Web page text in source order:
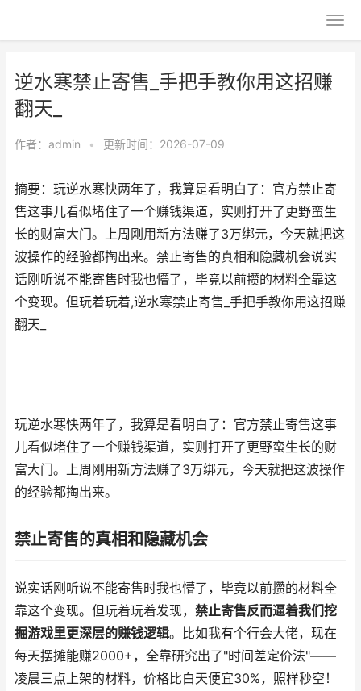
逆水寒禁止寄售_手把手教你用这招赚
翻天_
作者： admin • 更新时间：2026-07-09
摘要：玩逆水寒快两年了，我算是看明白了：官方禁止寄
售这事儿看似堵住了一个赚钱渠道，实则打开了更野蛮生
长的财富大门。上周刚用新方法赚了3万绑元，今天就把这
波操作的经验都掏出来。禁止寄售的真相和隐藏机会说实
话刚听说不能寄售时我也懵了，毕竟以前攒的材料全靠这
个变现。但玩着玩着,逆水寒禁止寄售_手把手教你用这招赚
翻天_
玩逆水寒快两年了，我算是看明白了：官方禁止寄售这事
儿看似堵住了一个赚钱渠道，实则打开了更野蛮生长的财
富大门。上周刚用新方法赚了3万绑元，今天就把这波操作
的经验都掏出来。
禁止寄售的真相和隐藏机会
说实话刚听说不能寄售时我也懵了，毕竟以前攒的材料全
靠这个变现。但玩着玩着发现， 禁止寄售反而逼着我们挖
掘游戏里更深层的赚钱逻辑。比如我有个行会大佬，现在
每天摆摊能赚2000+，全靠研究出了"时间差定价法"——
凌晨三点上架的材料，价格比白天便宜30%，照样秒空！